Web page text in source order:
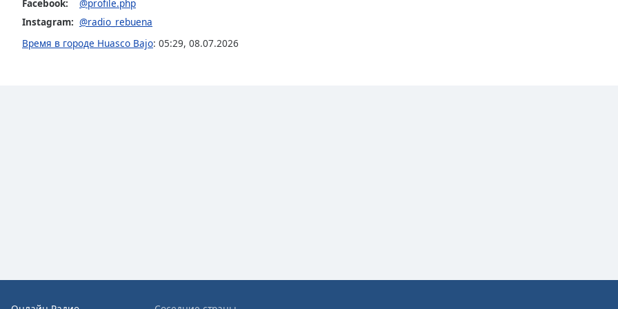
Audio
Track
Picture-
cancel
Facebook:
@profile.php
Instagram: @radio_rebuena
Время в городе Huasco Bajo: 05:29, 08.07.2026